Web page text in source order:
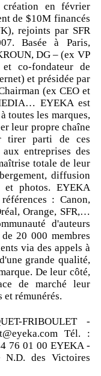
création en février
de $10M financés
rejoints par SFR
Basée à Paris,
DG – (ex VP
co-fondateur de
et présidée par
(ex CEO et
EYEKA est
toutes les marques,
leur propre chaîne
tirer parti de ces
entreprises des
totale de leur
diffusion
photos. EYEKA
: Canon,
Orange, SFR,…
d'auteurs
20 000 membres
via des appels à
grande qualité,
De leur côté,
de marché leur
rémunérés.
FRIBOULET -
Tél. :
76 01 00 EYEKA -
N.D. des Victoires